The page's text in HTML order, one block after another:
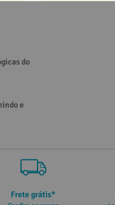
do
e
Frete grátis*